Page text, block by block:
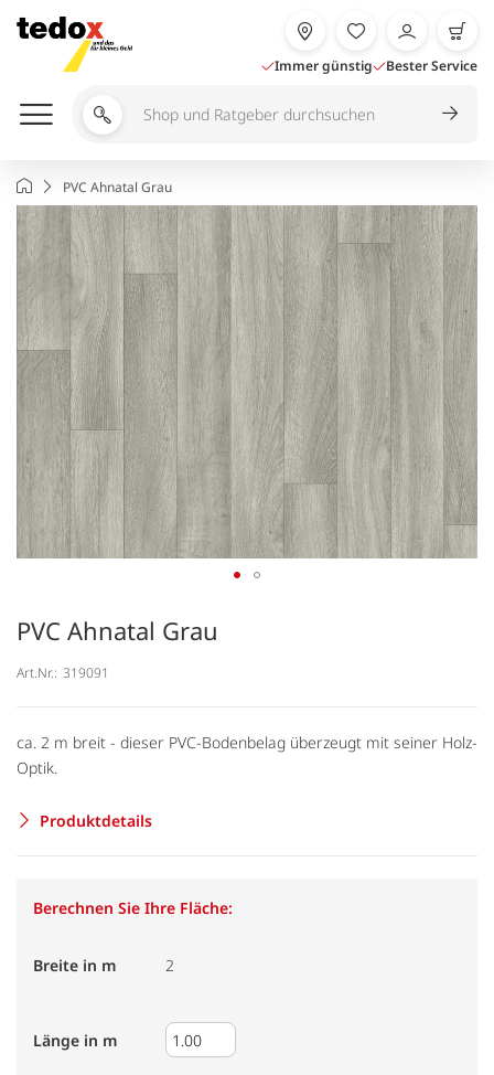
Inhalt
springen
Immer günstig Bester Service
Shop
durchsuchen
StartseitePVC Ahnatal Grau
PVC Ahnatal Grau
Art.Nr.: 319091
ca. 2 m breit - dieser PVC-Bodenbelag überzeugt mit seiner Holz-
Optik.
Produktdetails
Berechnen Sie Ihre Fläche:
Breite in m 2
Länge in m